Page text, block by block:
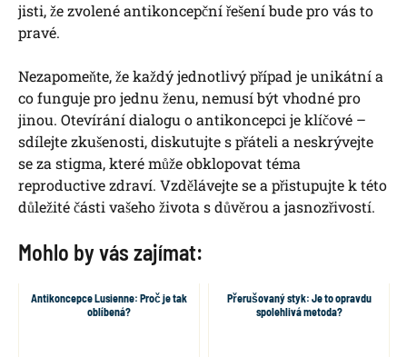
jisti, že zvolené antikoncepční řešení bude pro vás to
pravé.
Nezapomeňte, že každý jednotlivý případ je unikátní a
co funguje pro jednu ženu, nemusí být vhodné pro
jinou. Otevírání dialogu o antikoncepci je klíčové –
sdílejte zkušenosti, diskutujte s přáteli a neskrývejte
se za stigma, které může obklopovat téma
reproductive zdraví. Vzdělávejte se a přistupujte k této
důležité části vašeho života s důvěrou a jasnozřivostí.
Mohlo by vás zajímat:
Antikoncepce Lusienne: Proč je tak
oblíbená?
Přerušovaný styk: Je to opravdu
spolehlivá metoda?